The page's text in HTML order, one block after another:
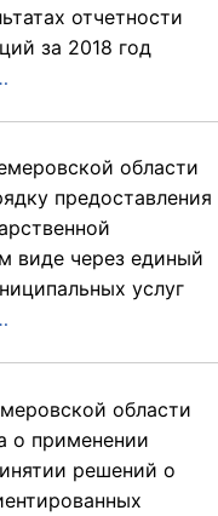
отчетности
за 2018 год
области
предоставления
виде через единый
услуг
области
о применении
решений о